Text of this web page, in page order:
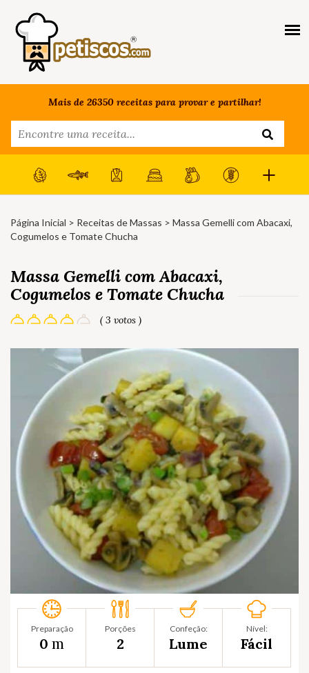
Mais de 26350 receitas para provar e partilhar!
Página Inicial > Receitas de Massas > Massa Gemelli com Abacaxi,
Cogumelos e Tomate Chucha
Massa Gemelli com Abacaxi,
Cogumelos e Tomate Chucha
( 3 votos )
Preparação
0 m
Porções
2
Confeção:
Lume
Nível:
Fácil